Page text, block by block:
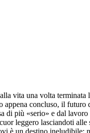
vita una volta terminata
concluso, il futuro
di più «serio» e dal
leggero lasciandoti
è un destino ineludibile;